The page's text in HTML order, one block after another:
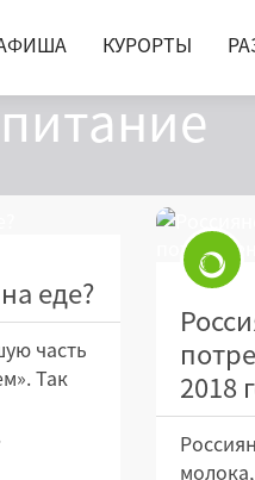
КУРОРТЫ
еде?
часть
Так
2018